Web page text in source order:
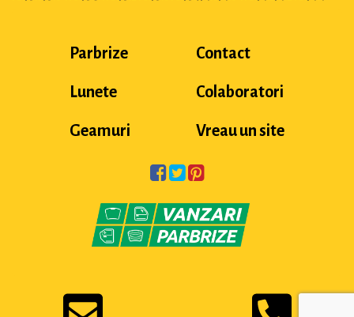
Parbrize
Lunete
Geamuri
Contact
Colaboratori
Vreau un site